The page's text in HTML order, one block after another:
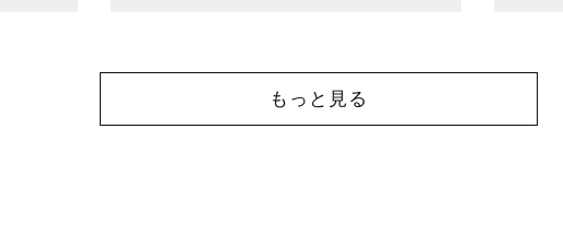
もっと見る